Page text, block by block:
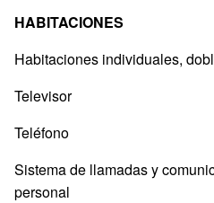
HABITACIONES
Habitaciones individuales,
Televisor
Teléfono
Sistema de llamadas y
personal